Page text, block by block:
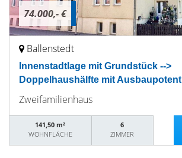
74.000,- €
Ballenstedt
Innenstadtlage mit Grundstück -->
Doppelhaushälfte mit
Zweifamilienhaus
141,50 m²
WOHNFLÄCHE
6
ZIMMER